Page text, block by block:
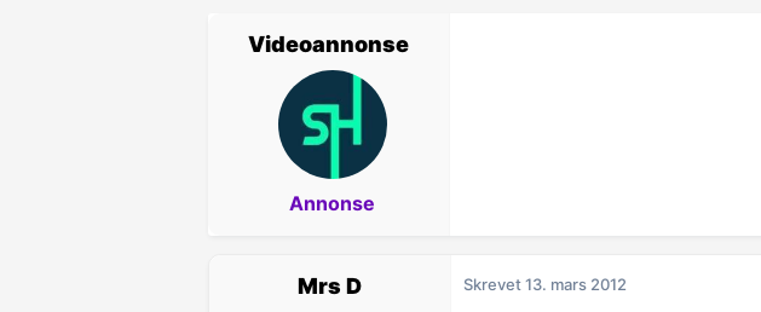
Videoannonse
Annonse
Mrs D Skrevet13. mars 2012